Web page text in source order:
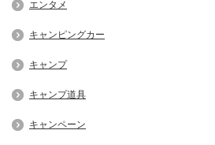
エンタメ
キャンピングカー
キャンプ
キャンプ道具
キャンペーン